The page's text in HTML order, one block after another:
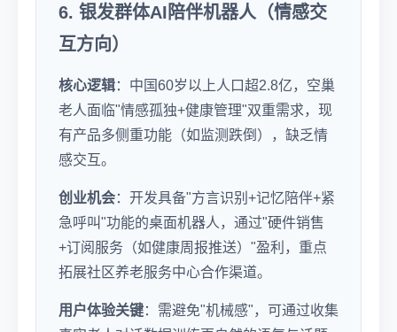
6. 银发群体AI陪伴机器人（情感交
互方向）
核心逻辑：中国60岁以上人口超2.8亿，空巢
老人面临"情感孤独+健康管理"双重需求，现
有产品多侧重功能（如监测跌倒），缺乏情
感交互。
创业机会：开发具备"方言识别+记忆陪伴+紧
急呼叫"功能的桌面机器人，通过"硬件销售
+订阅服务（如健康周报推送）"盈利，重点
拓展社区养老服务中心合作渠道。
用户体验关键：需避免"机械感"，可通过收集